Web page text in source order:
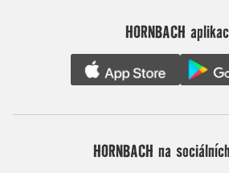
HORNBACH
HORNBACH na